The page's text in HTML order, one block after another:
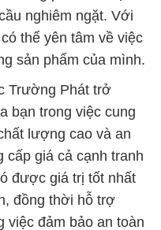
bạn trong việc cung
lượng cao và an
cấp giá cả cạnh tranh
được giá trị tốt nhất
đồng thời hỗ trợ
việc đảm bảo an toàn
hóa chất hóa chất
Hypochlorite